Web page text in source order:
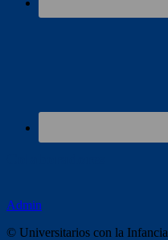
Admin
© Universitarios con la Infancia